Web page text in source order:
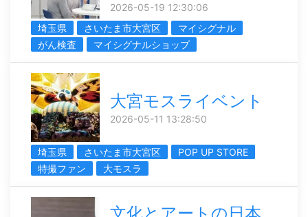
2026-05-19 12:30:06
埼玉県
さいたま市大宮区
マイシグナル
がん検査
マイシグナルショップ
大宮モスライベント
2026-05-11 13:28:50
埼玉県 さいたま市大宮区
POP UP STORE
特撮ファン
大モスラ